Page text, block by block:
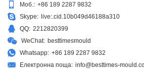
Моб.: +86 189 2287 9832
Skype: live:.cid.10b049d46188a310
QQ: 2212820399
WeChat: besttimesmould
Whatsapp: +86 189 2287 9832
Електронна поща: info@besttimes-